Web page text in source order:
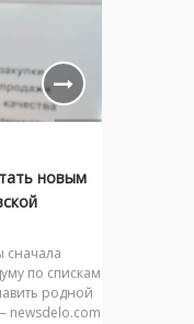
новым
сначала
по спискам
родной
newsdelo.com